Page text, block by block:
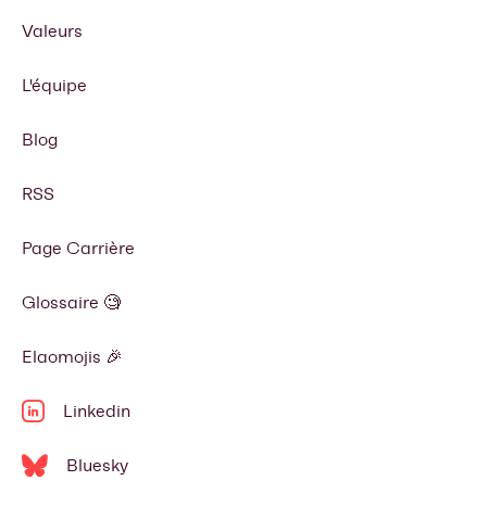
Valeurs
L'équipe
Blog
RSS
Page Carrière
Glossaire 🧐
Elaomojis 🎉
Linkedin
Bluesky